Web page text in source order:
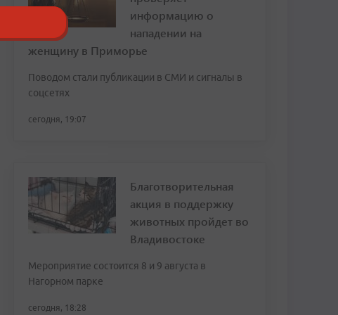
информацию о
нападении на
женщину в Приморье
Поводом стали публикации в СМИ и сигналы в
соцсетях
сегодня, 19:07
Благотворительная
акция в поддержку
животных пройдет во
Владивостоке
Мероприятие состоится 8 и 9 августа в
Нагорном парке
сегодня, 18:28